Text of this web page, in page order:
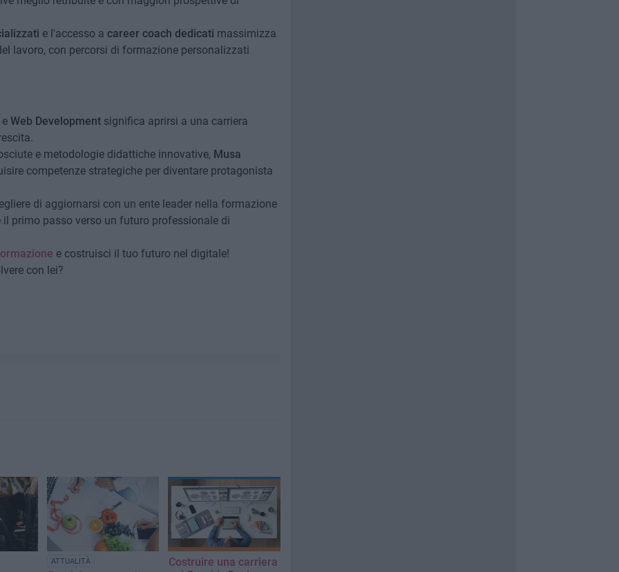
e l'accesso a career coach dedicati massimizza
lavoro, con percorsi di formazione personalizzati
Web Developmentsignifica aprirsi a una carriera
e metodologie didattiche innovative, Musa
competenze strategiche per diventare protagonista
di aggiornarsi con un ente leader nella formazione
primo passo verso un futuro professionale di
e costruisci il tuo futuro nel digitale!
con lei?
ATTUALITÀ
Costruire una carriera